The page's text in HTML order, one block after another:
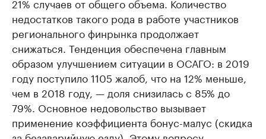
21% случаев от общего объема. Количество
недостатков такого рода в работе участников
регионального финрынка продолжает
снижаться. Тенденция обеспечена главным
образом улучшением ситуации в ОСАГО: в 2019
году поступило 1105 жалоб, что на 12% меньше,
чем в 2018 году, — доля снизилась с 85% до
79%. Основное недовольство вызывает
применение коэффициента бонус-малус (скидка